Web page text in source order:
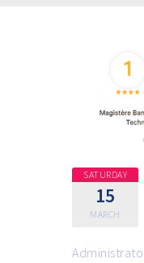
SATURDAY
15
MARCH